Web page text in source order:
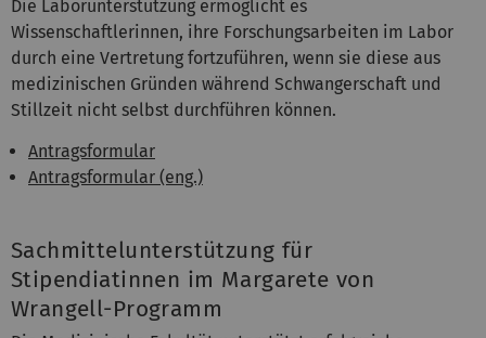
Die Laborunterstützung ermöglicht es
Wissenschaftlerinnen, ihre Forschungsarbeiten im Labor
durch eine Vertretung fortzuführen, wenn sie diese aus
medizinischen Gründen während Schwangerschaft und
Stillzeit nicht selbst durchführen können.
Antragsformular
Antragsformular (eng.)
Sachmittelunterstützung für
Stipendiatinnen im Margarete von
Wrangell-Programm